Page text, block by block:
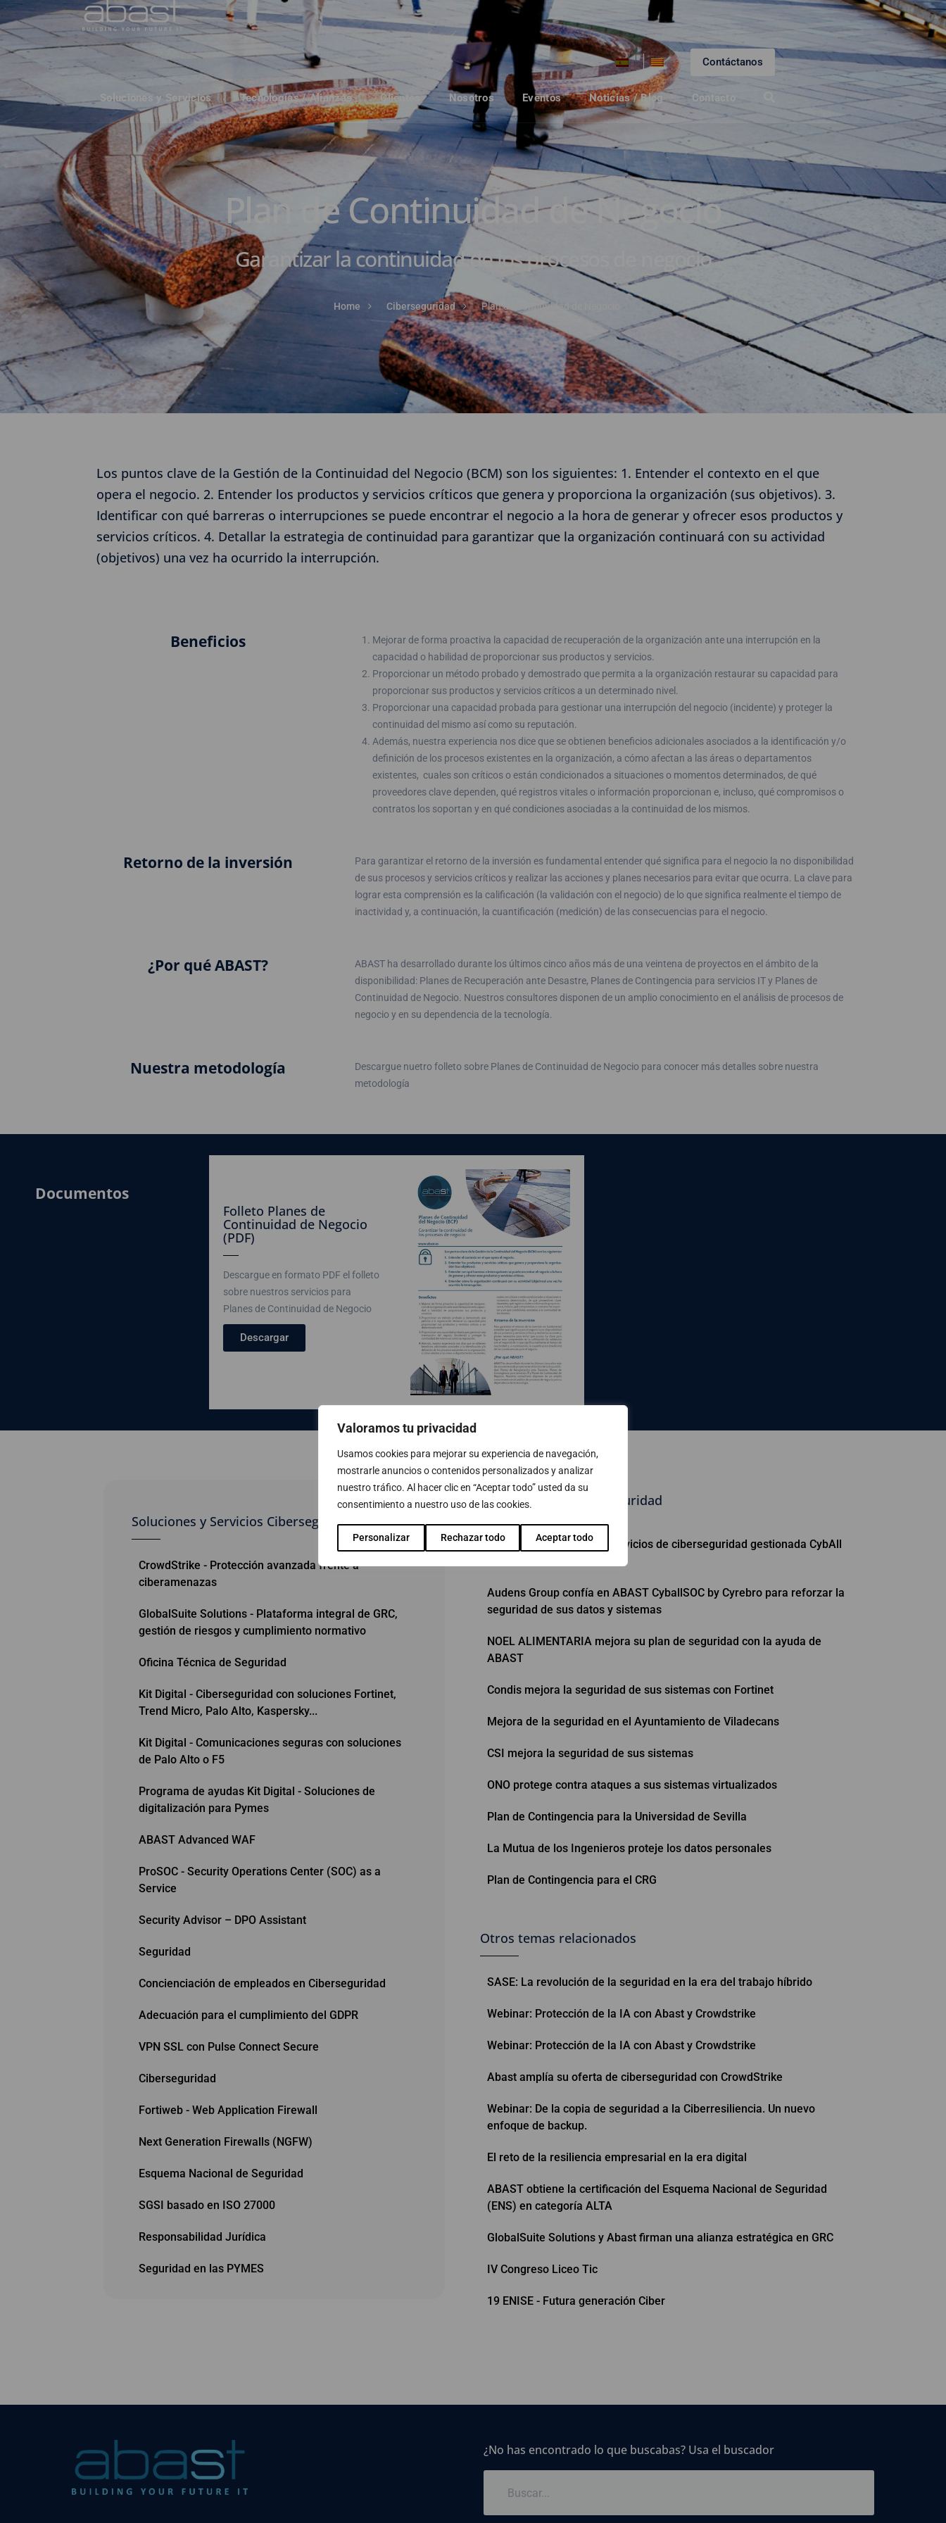
Valoramos tu privacidad
Usamos cookies para mejorar su experiencia de navegación,
mostrarle anuncios o contenidos personalizados y analizar
nuestro tráfico. Al hacer clic en “Aceptar todo” usted da su
consentimiento a nuestro uso de las cookies.
Personalizar Rechazar todo Aceptar todo
Contáctanos
Soluciones y Servicios Tecnologías / Alianzas Clientes Nosotros Eventos Noticias / Blog Contacto
Plan de Continuidad de Negocio
Garantizar la continuidad de los procesos de negocio
Home Ciberseguridad Plan de Continuidad de Negocio
Los puntos clave de la Gestión de la Continuidad del Negocio (BCM) son los siguientes: 1. Entender el contexto en el que
opera el negocio. 2. Entender los productos y servicios críticos que genera y proporciona la organización (sus objetivos). 3.
Identificar con qué barreras o interrupciones se puede encontrar el negocio a la hora de generar y ofrecer esos productos y
servicios críticos. 4. Detallar la estrategia de continuidad para garantizar que la organización continuará con su actividad
(objetivos) una vez ha ocurrido la interrupción.
Beneficios
Mejorar de forma proactiva la capacidad de recuperación de la organización ante una interrupción en la
capacidad o habilidad de proporcionar sus productos y servicios.
Proporcionar un método probado y demostrado que permita a la organización restaurar su capacidad para
proporcionar sus productos y servicios críticos a un determinado nivel.
Proporcionar una capacidad probada para gestionar una interrupción del negocio (incidente) y proteger la
continuidad del mismo así como su reputación.
Además, nuestra experiencia nos dice que se obtienen beneficios adicionales asociados a la identificación y/o
definición de los procesos existentes en la organización, a cómo afectan a las áreas o departamentos
existentes, cuales son críticos o están condicionados a situaciones o momentos determinados, de qué
proveedores clave dependen, qué registros vitales o información proporcionan e, incluso, qué compromisos o
contratos los soportan y en qué condiciones asociadas a la continuidad de los mismos.
Retorno de la inversión
Para garantizar el retorno de la inversión es fundamental entender qué significa para el negocio la no disponibilidad
de sus procesos y servicios críticos y realizar las acciones y planes necesarios para evitar que ocurra. La clave para
lograr esta comprensión es la calificación (la validación con el negocio) de lo que significa realmente el tiempo de
inactividad y, a continuación, la cuantificación (medición) de las consecuencias para el negocio.
¿Por qué ABAST?
ABAST ha desarrollado durante los últimos cinco años más de una veintena de proyectos en el ámbito de la
disponibilidad: Planes de Recuperación ante Desastre, Planes de Contingencia para servicios IT y Planes de
Continuidad de Negocio. Nuestros consultores disponen de un amplio conocimiento en el análisis de procesos de
negocio y en su dependencia de la tecnología.
Nuestra metodología
Descargue nuetro folleto sobre Planes de Continuidad de Negocio para conocer más detalles sobre nuestra
metodología
Documentos
Folleto Planes de
Continuidad de Negocio
(PDF)
Descargue en formato PDF el folleto
sobre nuestros servicios para
Planes de Continuidad de Negocio
Descargar
Soluciones y Servicios Ciberseguridad
CrowdStrike - Protección avanzada frente a
ciberamenazas
GlobalSuite Solutions - Plataforma integral de GRC,
gestión de riesgos y cumplimiento normativo
Oficina Técnica de Seguridad
Kit Digital - Ciberseguridad con soluciones Fortinet,
Trend Micro, Palo Alto, Kaspersky...
Kit Digital - Comunicaciones seguras con soluciones
de Palo Alto o F5
Programa de ayudas Kit Digital - Soluciones de
digitalización para Pymes
ABAST Advanced WAF
ProSOC - Security Operations Center (SOC) as a
Service
Security Advisor – DPO Assistant
Seguridad
Concienciación de empleados en Ciberseguridad
Adecuación para el cumplimiento del GDPR
VPN SSL con Pulse Connect Secure
Ciberseguridad
Fortiweb - Web Application Firewall
Next Generation Firewalls (NGFW)
Esquema Nacional de Seguridad
SGSI basado en ISO 27000
Responsabilidad Jurídica
Seguridad en las PYMES
Casos de éxito Ciberseguridad
Grupo IFA confía en los servicios de ciberseguridad gestionada CybAll
Audens Group confía en ABAST CyballSOC by Cyrebro para reforzar la
seguridad de sus datos y sistemas
NOEL ALIMENTARIA mejora su plan de seguridad con la ayuda de
ABAST
Condis mejora la seguridad de sus sistemas con Fortinet
Mejora de la seguridad en el Ayuntamiento de Viladecans
CSI mejora la seguridad de sus sistemas
ONO protege contra ataques a sus sistemas virtualizados
Plan de Contingencia para la Universidad de Sevilla
La Mutua de los Ingenieros proteje los datos personales
Plan de Contingencia para el CRG
Otros temas relacionados
SASE: La revolución de la seguridad en la era del trabajo híbrido
Webinar: Protección de la IA con Abast y Crowdstrike
Webinar: Protección de la IA con Abast y Crowdstrike
Abast amplía su oferta de ciberseguridad con CrowdStrike
Webinar: De la copia de seguridad a la Ciberresiliencia. Un nuevo
enfoque de backup.
El reto de la resiliencia empresarial en la era digital
ABAST obtiene la certificación del Esquema Nacional de Seguridad
(ENS) en categoría ALTA
GlobalSuite Solutions y Abast firman una alianza estratégica en GRC
IV Congreso Liceo Tic
19 ENISE - Futura generación Ciber
¿No has encontrado lo que buscabas? Usa el buscador